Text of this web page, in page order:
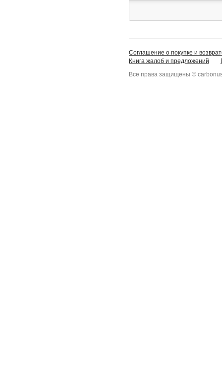
Соглашение о покупке и
Книга жалоб и предложений
Все права защищены ©